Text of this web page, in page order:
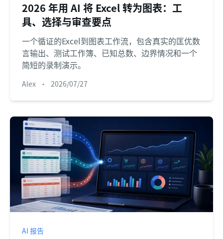
2026 年用 AI 将 Excel 转为图表：工
具、选择与审查要点
一个循证的Excel到图表工作流，包含真实的匡优数
言输出、测试工作簿、已知总数、边界情况和一个
简短的录制演示。
Alex • 2026/07/27
AI 报告